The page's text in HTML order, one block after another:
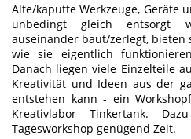
Alte/kaputte Werkzeuge, Geräte
unbedingt gleich entsorgt
auseinander baut/zerlegt, bieten
wie sie eigentlich
Danach liegen viele Einzelteile
Kreativität und Ideen aus der
entstehen kann - ein
Kreativlabor Tinkertank.
Tagesworkshop genügend Zeit.